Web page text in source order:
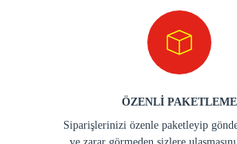
ÖZENLİ PAKETLEME
Siparişlerinizi özenle paketleyip